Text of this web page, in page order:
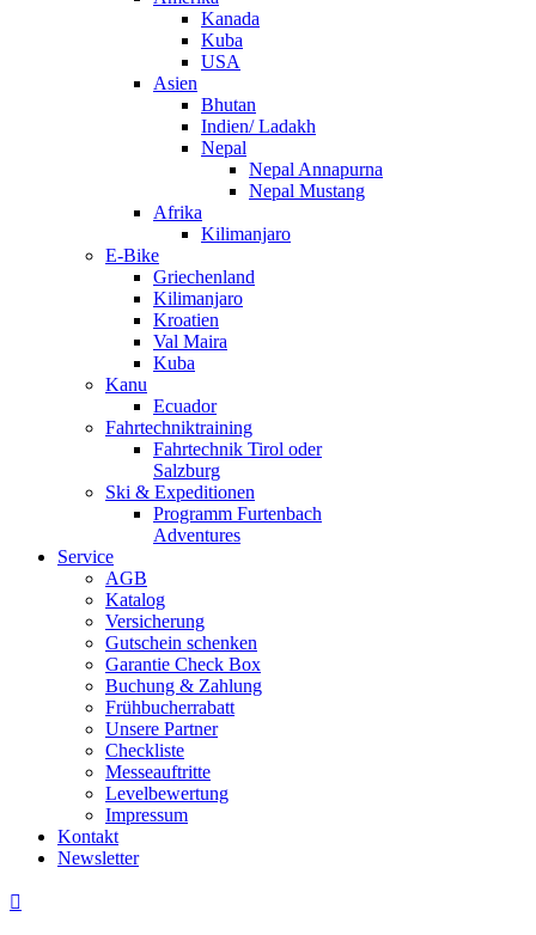
Kanada
Kuba
USA
Asien
Bhutan
Indien/ Ladakh
Nepal
Nepal Annapurna
Nepal Mustang
Afrika
Kilimanjaro
E-Bike
Griechenland
Kilimanjaro
Kroatien
Val Maira
Kuba
Kanu
Ecuador
Fahrtechniktraining
Fahrtechnik Tirol oder
Salzburg
Ski & Expeditionen
Programm Furtenbach
Adventures
Service
AGB
Katalog
Versicherung
Gutschein schenken
Garantie Check Box
Buchung & Zahlung
Frühbucherrabatt
Unsere Partner
Checkliste
Messeauftritte
Levelbewertung
Impressum
Kontakt
Newsletter